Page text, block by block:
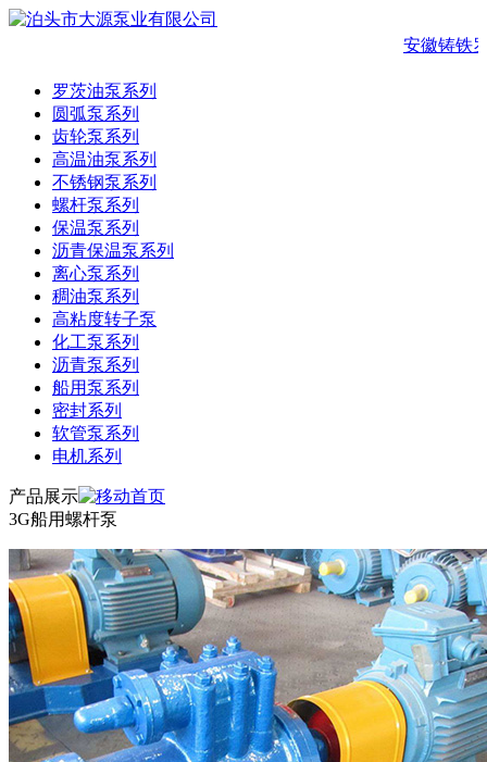
安徽铸铁
罗茨油泵系列
圆弧泵系列
齿轮泵系列
高温油泵系列
不锈钢泵系列
螺杆泵系列
保温泵系列
沥青保温泵系列
离心泵系列
稠油泵系列
高粘度转子泵
化工泵系列
沥青泵系列
船用泵系列
密封系列
软管泵系列
电机系列
产品展示
3G船用螺杆泵